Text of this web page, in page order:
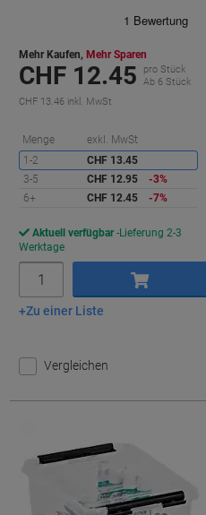
Mehr Kaufen, Mehr Sparen
CHF 12.45
pro Stück
Ab 6 Stück
CHF 13.46 inkl. MwSt
Menge exkl. MwSt
1-2
CHF 13.45
3-5
CHF 12.95
-3%
6+
CHF 12.45 -7%
Aktuell verfügbar Lieferung 2-3
Werktage
In den Warenkorb
Zu einer Liste
Vergleichen